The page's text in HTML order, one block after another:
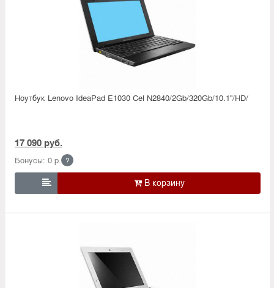
Ноутбук Lenovo IdeaPad E1030 Cel N2840/2Gb/320Gb/10.1''/HD/
17 090 руб.
Бонусы: 0 р. ?
